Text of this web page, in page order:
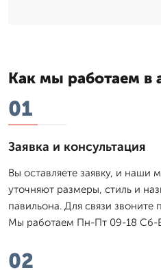
Как мы работаем в
01
Заявка и консультация
Вы оставляете заявку, и
уточняют размеры, стиль и
павильона. Для связи
Мы работаем Пн-Пт 09-18 Сб-
02